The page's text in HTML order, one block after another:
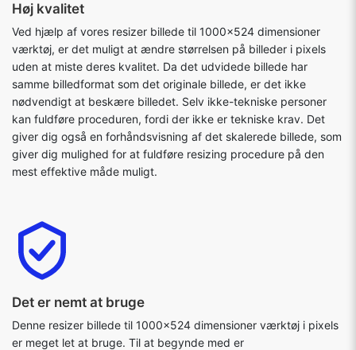
Høj kvalitet
Ved hjælp af vores resizer billede til 1000x524 dimensioner
værktøj, er det muligt at ændre størrelsen på billeder i pixels
uden at miste deres kvalitet. Da det udvidede billede har
samme billedformat som det originale billede, er det ikke
nødvendigt at beskære billedet. Selv ikke-tekniske personer
kan fuldføre proceduren, fordi der ikke er tekniske krav. Det
giver dig også en forhåndsvisning af det skalerede billede, som
giver dig mulighed for at fuldføre resizing procedure på den
mest effektive måde muligt.
Det er nemt at bruge
Denne resizer billede til 1000x524 dimensioner værktøj i pixels
er meget let at bruge. Til at begynde med er